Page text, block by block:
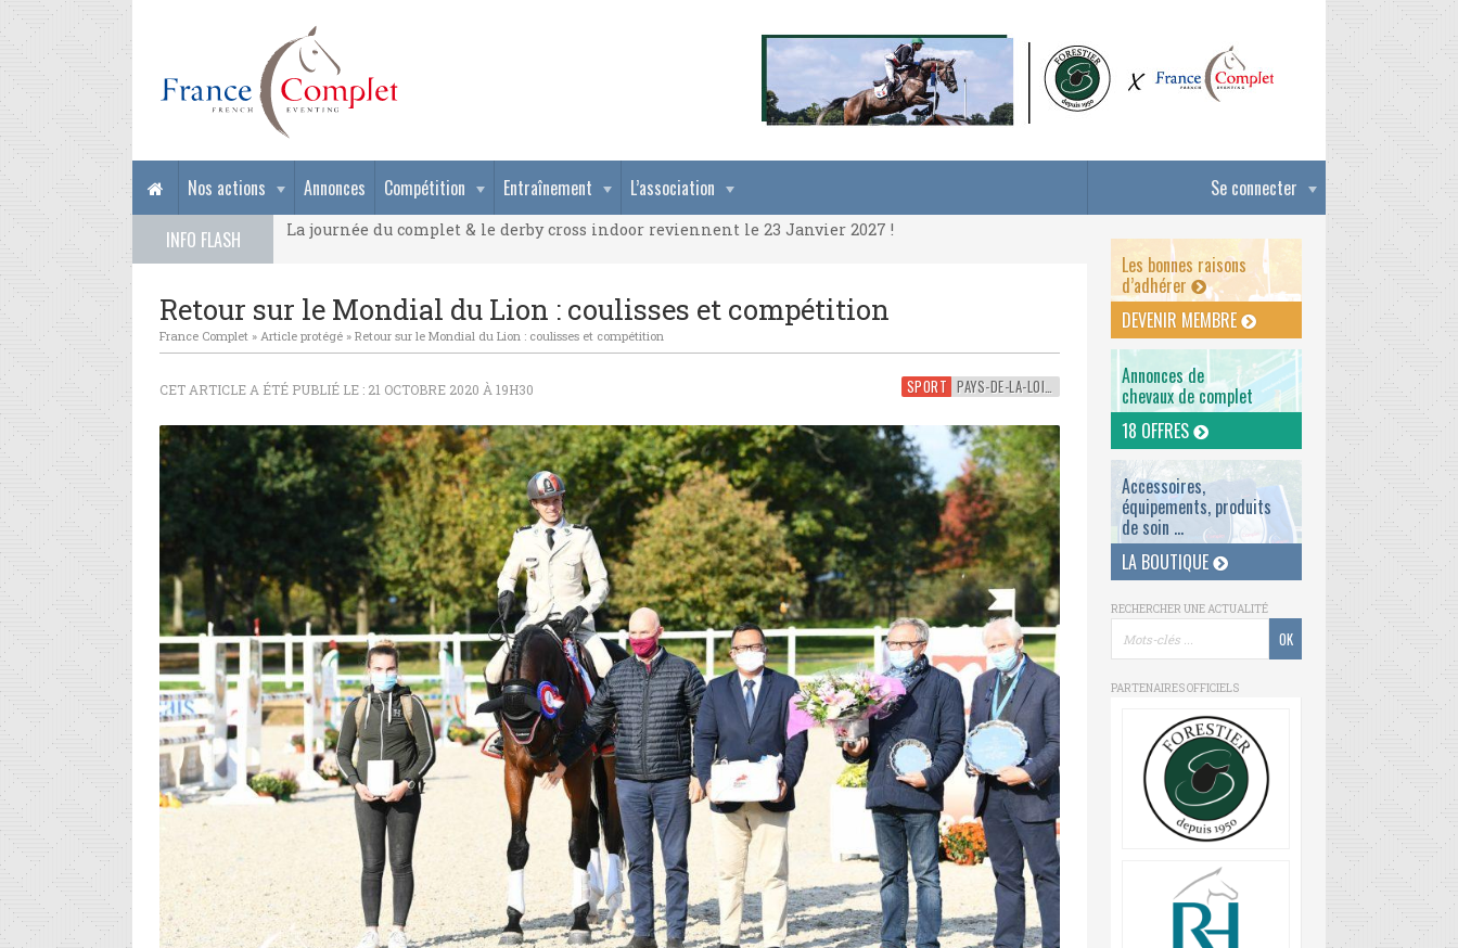
Se connecter
Nos actions Annonces Compétition Entraînement
L’association
INFO FLASH
La journée du complet & le derby cross indoor reviennent le 23 Janvier 2027 !
La journée du complet & le derby cross indoor reviennent le 23 Janvier 2027 !
Retour sur le Mondial du Lion : coulisses et compétition
France Complet » Article protégé » Retour sur le Mondial du Lion : coulisses et compétition
SPORT PAYS-DE-LA-LOIRE
CET ARTICLE A ÉTÉ PUBLIÉ LE : 21 OCTOBRE 2020 À 19H30
Les bonnes raisons
d’adhérer
DEVENIR MEMBRE
Annonces de
chevaux de complet
18 OFFRES
Accessoires,
équipements, produits
de soin ...
LA BOUTIQUE
RECHERCHER UNE ACTUALITÉ
PARTENAIRES OFFICIELS